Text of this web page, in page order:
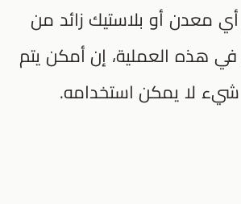
معدن أو بلاستيك زائد من
هذه العملية، إن أمكن يتم
شيء لا يمكن استخدامه.